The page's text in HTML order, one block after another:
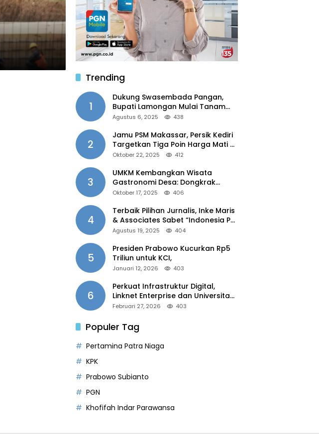
Trending
1
Dukung Swasembada Pangan,
Bupati Lamongan Mulai Tanam
Padi Musim Ketiga
Agustus 6, 2025 438
2
Jamu PSM Makassar, Persik Kediri
Targetkan Tiga Poin Harga Mati di
Kandang
Oktober 22, 2025 412
3
UMKM Kembangkan Wisata
Gastronomi Desa: Dongkrak
Ekonomi Daerah, Perluas Pasar
Oktober 17, 2025 406
4
Terbaik Pilihan Jurnalis, Inke Maris
& Associates Sabet “Indonesia PR
of the Year 2025”
Agustus 19, 2025 404
5
Presiden Prabowo Kucurkan Rp5
Triliun untuk KCI,
Januari 12, 2026 403
6
Perkuat Infrastruktur Digital,
Linknet Enterprise dan Universitas
Jember Jalin Kolaborasi Smart
Februari 27, 2026 403
Populer Tag
Pertamina Patra Niaga
KPK
Prabowo Subianto
PGN
Khofifah Indar Parawansa